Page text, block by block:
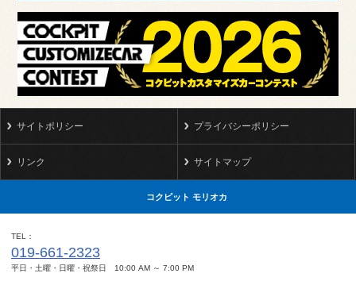
サイトポリシー プライバシーポリシー
リンク サイトマップ
コクピット モリオカ
TEL
019-661-2323
平日・土曜・日曜・祝祭日 10:00 AM ～ 7:00 PM